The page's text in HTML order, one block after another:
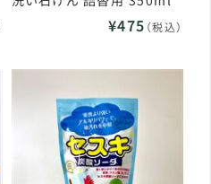
¥475 （税込）